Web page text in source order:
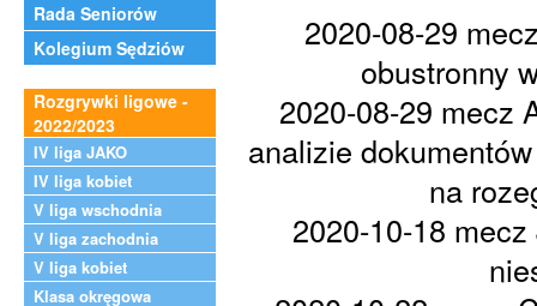
Rada Seniorów
Kolegium Sędziów
Rozgrywki ligowe -
2022/2023
IV liga JAKO
IV liga kobiet
V liga wschodnia
V liga zachodnia
V liga kobiet
Klasa okręgowa
2020-08-29
obustronny
2020-08-29 mecz
analizie
na
2020-10-18